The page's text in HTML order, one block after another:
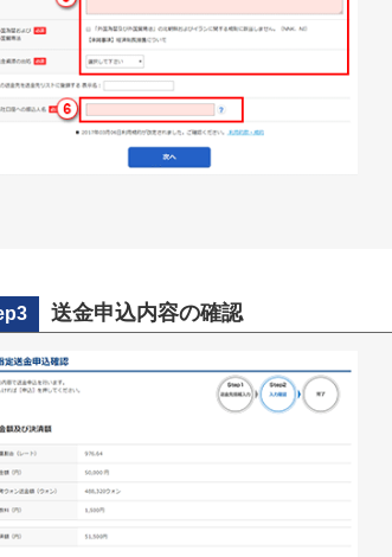
送金申込内容の確認